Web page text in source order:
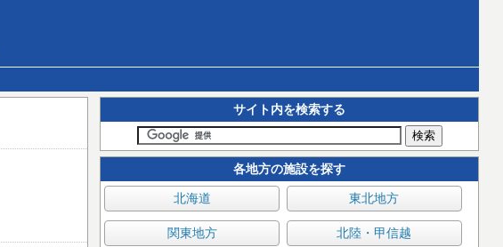
サイト内を検索する
各地方の施設を探す
北海道 東北地方
関東地方 北陸・甲信越